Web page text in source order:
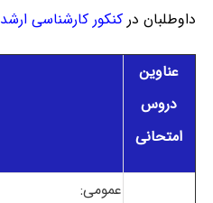
داوطلبان درکنکور کارشناسی ارشد
عناوین
دروس
امتحانی
عمومی: